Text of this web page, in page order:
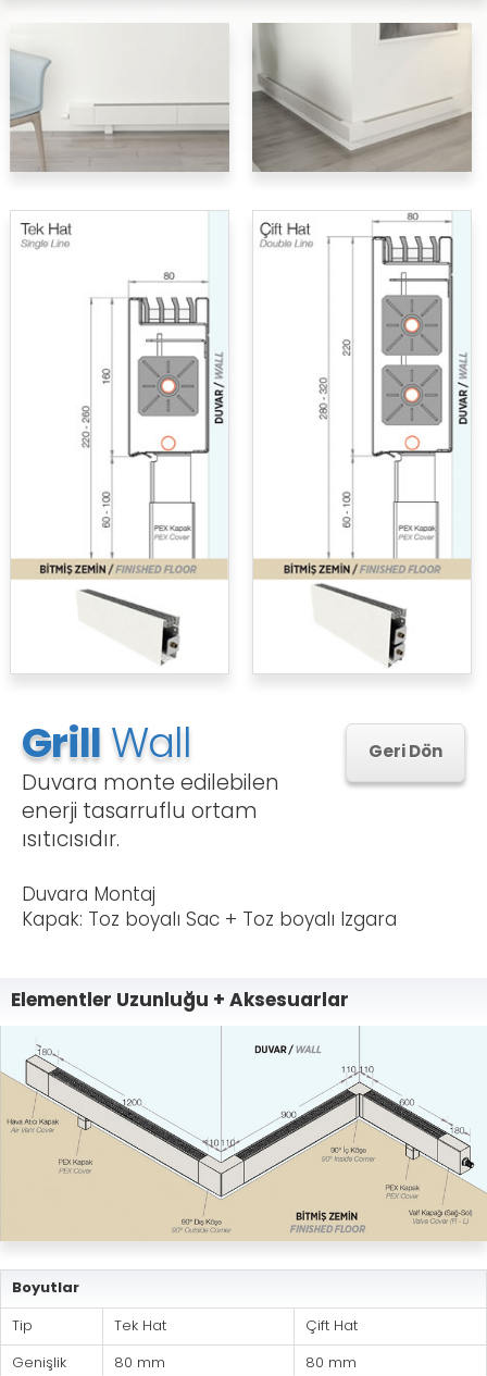
Geri Dön
GrillWall
Duvara monte edilebilen
enerji tasarruflu ortam
ısıtıcısıdır.
Duvara Montaj
Kapak: Toz boyalı Sac + Toz boyalı Izgara
Elementler Uzunluğu + Aksesuarlar
Boyutlar
Tip Tek Hat
Çift Hat
Genişlik
80 mm
80 mm